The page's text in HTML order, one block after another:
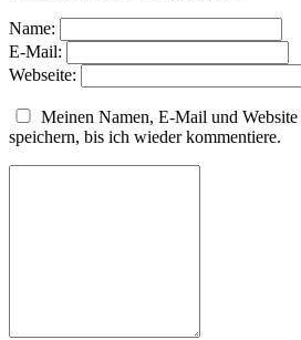
Name:
E-Mail:
Webseite:
Meinen Namen, E-Mail und
speichern, bis ich wieder kommentiere.